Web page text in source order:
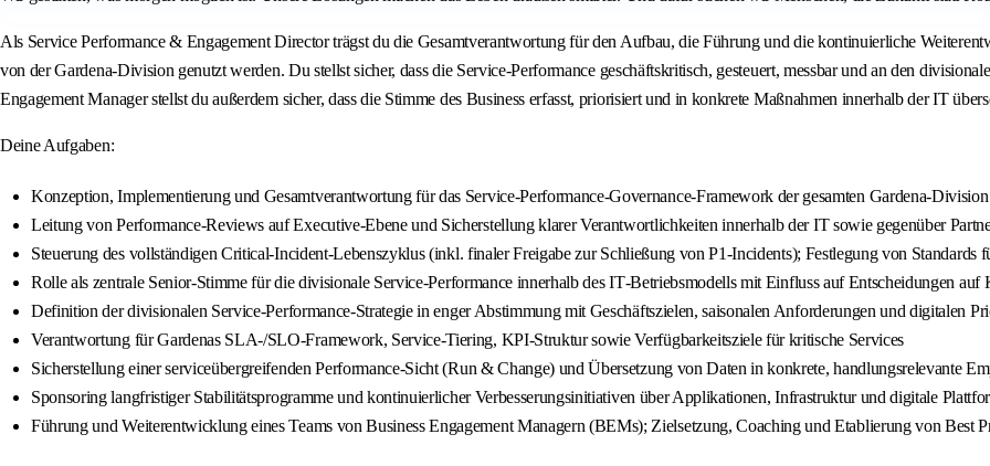
Als Service Performance & Engagement Director trägst du die Gesamtverantwortung für den Aufbau, die Führung und die kontinuierliche
von der Gardena‑Division genutzt werden. Du stellst sicher, dass die Service‑Performance geschäftskritisch, gesteuert, messbar und an den
Engagement Manager stellst du außerdem sicher, dass die Stimme des Business erfasst, priorisiert und in konkrete Maßnahmen innerhalb der IT
Deine Aufgaben:
Konzeption, Implementierung und Gesamtverantwortung für das Service‑Performance‑Governance‑Framework der gesamten Gardena‑Division
Leitung von Performance‑Reviews auf Executive‑Ebene und Sicherstellung klarer Verantwortlichkeiten innerhalb der IT sowie gegenüber
Steuerung des vollständigen Critical‑Incident‑Lebenszyklus (inkl. finaler Freigabe zur Schließung von P1‑Incidents); Festlegung von
Rolle als zentrale Senior‑Stimme für die divisionale Service‑Performance innerhalb des IT‑Betriebsmodells mit Einfluss auf Entscheidungen auf
Definition der divisionalen Service‑Performance‑Strategie in enger Abstimmung mit Geschäftszielen, saisonalen Anforderungen und digitalen
Verantwortung für Gardenas SLA‑/SLO‑Framework, Service‑Tiering, KPI‑Struktur sowie Verfügbarkeitsziele für kritische Services
Sicherstellung einer serviceübergreifenden Performance‑Sicht (Run & Change) und Übersetzung von Daten in konkrete, handlungsrelevante
Sponsoring langfristiger Stabilitätsprogramme und kontinuierlicher Verbesserungsinitiativen über Applikationen, Infrastruktur und digitale
Führung und Weiterentwicklung eines Teams von Business Engagement Managern (BEMs); Zielsetzung, Coaching und Etablierung von Best